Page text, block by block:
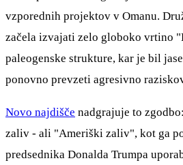
vzporednih projektov v Omanu.
začela izvajati zelo globoko vrtino
paleogenske strukture, kar je bil
ponovno prevzeti agresivno
Novo najdišče nadgrajuje to
zaliv - ali "Ameriški zaliv", kot ga
predsednika Donalda Trumpa